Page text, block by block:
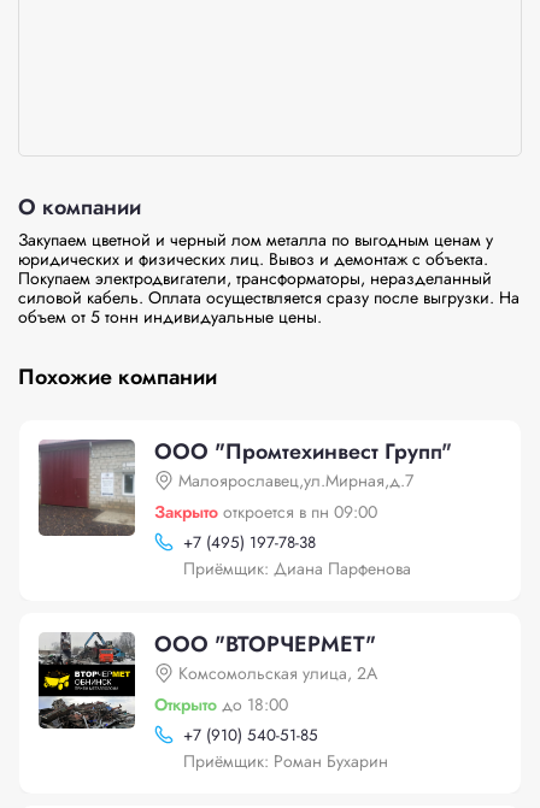
О компании
Закупаем цветной и черный лом металла по выгодным ценам у
юридических и физических лиц. Вывоз и демонтаж с объекта.
Покупаем электродвигатели, трансформаторы, неразделанный
силовой кабель. Оплата осуществляется сразу после выгрузки. На
объем от 5 тонн индивидуальные цены.
Похожие компании
ООО "Промтехинвест Групп"
Малоярославец,ул.Мирная,д.7
Закрыто откроется в пн 09:00
+7 (495) 197-78-38
Приёмщик: Диана Парфенова
ООО "ВТОРЧЕРМЕТ"
Комсомольская улица, 2А
Открыто до 18:00
+7 (910) 540-51-85
Приёмщик: Роман Бухарин